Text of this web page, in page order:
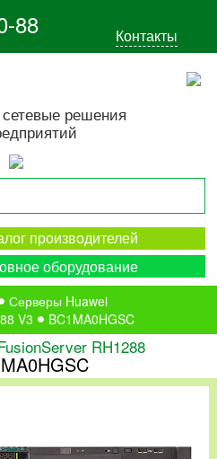
88 Контакты
решения
производителей
оборудование
Серверы Huawei
V3
BC1MA0HGSC
RH1288